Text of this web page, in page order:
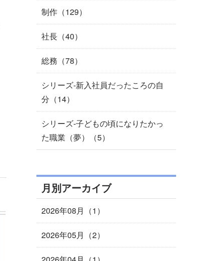
制作（129）
社長（40）
総務（78）
シリーズ-新入社員だったころの自
分（14）
シリーズ-子どもの頃になりたかっ
た職業（夢）（5）
月別アーカイブ
2026年08月（1）
2026年05月（2）